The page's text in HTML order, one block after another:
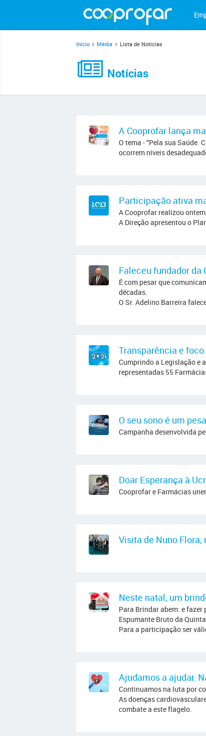
Início Média Lista de Notícias
Notícias
A Cooprofar lança
O tema - “Pela sua
ocorrem níveis
Participação ativa
A Cooprofar realizou
A Direção apresentou o
Faleceu fundador da
É com pesar que
décadas.
O Sr. Adelino Barreira
Transparência e
Cumprindo a Legislação e
representadas 55
O seu sono é um
Campanha desenvolvida
Doar Esperança à
Cooprofar e Farmácias
Visita de Nuno Flora,
Neste natal, um
Para Brindar abem: e
Espumante Bruto da
Para a participação ser
Ajudamos a ajudar.
Continuamos na luta por
As doenças
combate a este flagelo.